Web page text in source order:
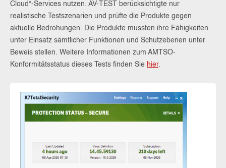
Cloud“-Services nutzen. AV-TEST berücksichtigte nur
realistische Testszenarien und prüfte die Produkte gegen
aktuelle Bedrohungen. Die Produkte mussten ihre Fähigkeiten
unter Einsatz sämtlicher Funktionen und Schutzebenen unter
Beweis stellen. Weitere Informationen zum AMTSO-
Konformitätsstatus dieses Tests finden Sie hier.